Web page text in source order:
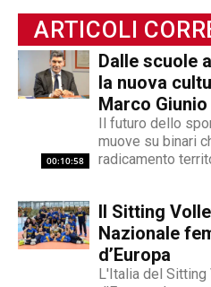
ottenendo
permettono di
videogiornalismo e
sua impronta stilistica è
dei temi sociali: si fa
deboli della società,
curiosità.
contraddistingue per
redattore del nostro
ARTICOLI
00:10:58
Dalle scuole
la nuova
Marco
Il futuro dello
muove su binari
radicamento
ha delineato una
trasformare il
gestione...
Il Sitting
Nazionale
d’Europa
L'Italia del Sitting